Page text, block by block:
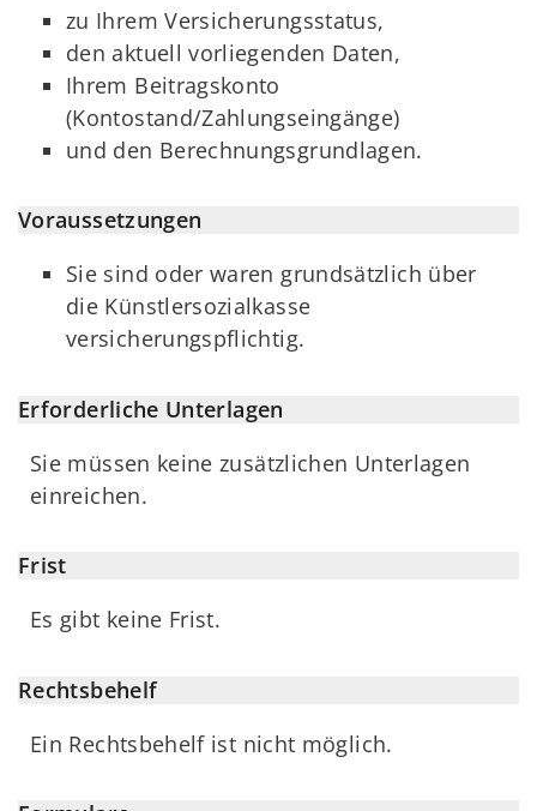
zu Ihrem Versicherungsstatus,
den aktuell vorliegenden Daten,
Ihrem Beitragskonto
(Kontostand/Zahlungseingänge)
und den Berechnungsgrundlagen.
Voraussetzungen
Sie sind oder waren grundsätzlich über
die Künstlersozialkasse
versicherungspflichtig.
Erforderliche Unterlagen
Sie müssen keine zusätzlichen Unterlagen
einreichen.
Frist
Es gibt keine Frist.
Rechtsbehelf
Ein Rechtsbehelf ist nicht möglich.